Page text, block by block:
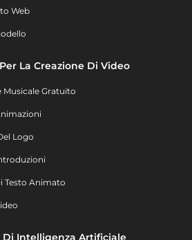
Web
La Creazione Di Video
Musicale Gratuito
Logo
Testo Animato
Intelligenza Artificiale